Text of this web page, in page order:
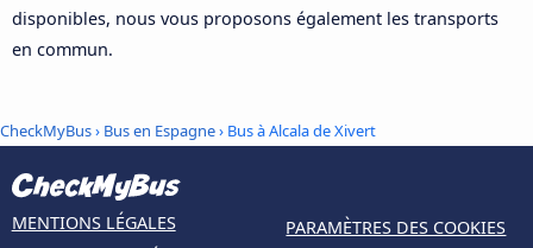
disponibles, nous vous proposons également les transports
en commun.
CheckMyBus› Bus en Espagne› Bus à Alcala de Xivert
MENTIONS LÉGALES
PARAMÈTRES DES COOKIES